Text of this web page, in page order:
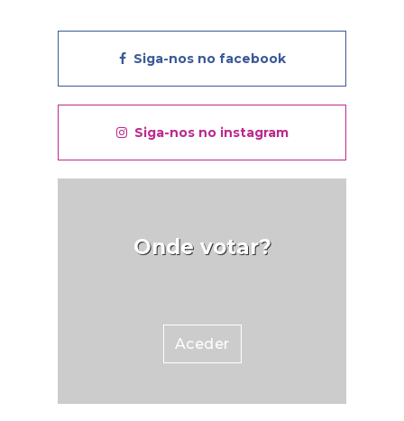
Siga-nos no facebook
Siga-nos no instagram
Onde votar?
Aceder